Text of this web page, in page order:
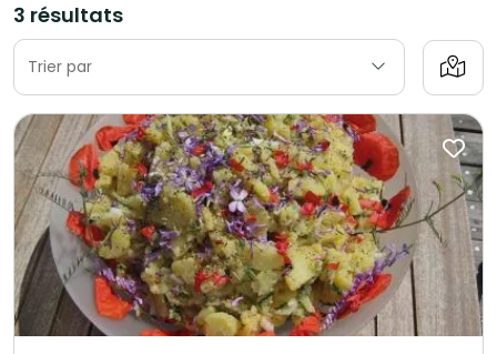
3 résultats
Trier par